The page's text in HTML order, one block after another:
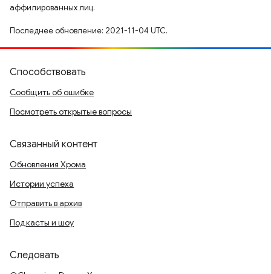
аффилированных лиц.
Последнее обновление: 2021-11-04 UTC.
Способствовать
Сообщить об ошибке
Посмотреть открытые вопросы
Связанный контент
Обновления Хрома
Истории успеха
Отправить в архив
Подкасты и шоу
Следовать